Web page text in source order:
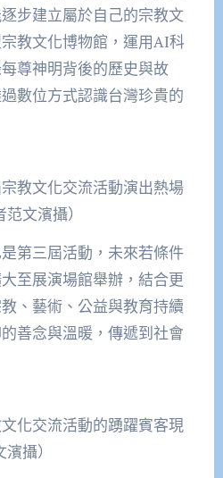
步建立屬於自己的宗教文
教文化博物館，運用AI科
尊神明背後的歷史與故
數位方式認識台灣珍貴的
教文化交流活動演出熱場
文濱攝）
第三屆活動，未來若條件
至展演場館舉辦，結合更
、藝術、公益與教育持續
善念與溫暖，傳遞到社會
化交流活動的踴躍賓客現
攝）